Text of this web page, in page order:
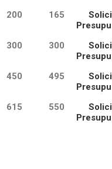
200 165
300 300
450 495
615 550